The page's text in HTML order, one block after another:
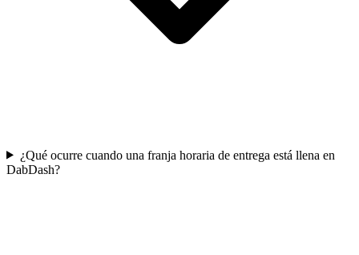
¿Qué ocurre cuando una franja horaria de entrega está llena en
DabDash?